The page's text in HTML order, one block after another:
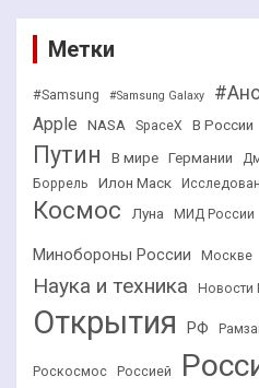
Метки
#Samsung #Samsung Galaxy
Apple NASA SpaceX В России
Путин
В мире Германии
Боррель
Илон Маск
Космос Луна МИД России
Минобороны России Москве
Наука и техника Новости
Открытия РФ
Роскосмос Россией